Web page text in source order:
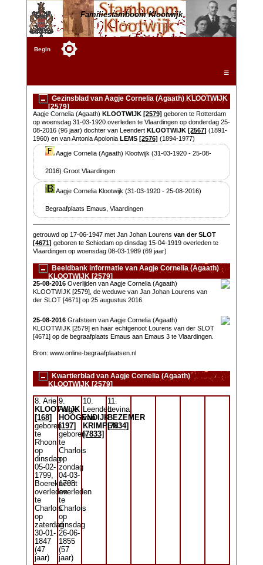
Familiestamboom Klootwijk
Begin
☰
Gezinsblad van Aagje Cornelia (Agaath) KLOOTWIJK
[2579]
Aagje Cornelia (Agaath) KLOOTWIJK [2579] geboren te Rotterdam
op woensdag 31-03-1920 overleden te Vlaardingen op donderdag 25-
08-2016 (96 jaar) dochter van Leendert KLOOTWIJK [2567] (1891-
1960) en van Antonia Apolonia LEMS [2576] (1894-1977)
Aagje Cornelia (Agaath) Klootwijk (31-03-1920 - 25-08-
2016) Groot Vlaardingen
Aagje Cornelia Klootwijk (31-03-1920 - 25-08-2016)
Begraafplaats Emaus, Vlaardingen
getrouwd op 17-06-1947 met Jan Johan Lourens van der SLOT
[4671] geboren te Schiedam op dinsdag 15-04-1919 overleden te
Vlaardingen op woensdag 08-03-1989 (69 jaar)
Beeldbank informatie van Aagje Cornelia (Agaath)
KLOOTWIJK [2579]
25-08-2016 Overlijden van Aagje Cornelia (Agaath)
KLOOTWIJK [2579], de weduwe van Jan Johan Lourens van
der SLOT [4671] op 25 augustus 2016.
25-08-2016 Grafsteen van Aagje Cornelia (Agaath)
KLOOTWIJK [2579] en haar echtgenoot Lourens van der SLOT
[4671] op de begraafplaats Emaus aan Emaus 3 te Vlaardingen.
Bron: www.online-begraafplaatsen.nl
Kwartierblad van Aagje Cornelia (Agaath)
KLOOTWIJK [2579]
8. Arie
KLOOTWIJK
[168]
geboren
te
Rhoon
op
dinsdag
05-02-
1799,
Boereknecht
overleden
te
Charlois
op
zaterdag
30-01-
1847
(47
jaar)
9.
Aagje
HOOGENDIJK
[197]
geboren
te
Charlois
op
zondag
04-03-
1798
overleden
te
Charlois
op
dinsdag
26-06-
1855
(57
jaar)
10.
Leendert
van
KRIMPEN
[7833]
11.
Levina
BEZEMER
[7834]